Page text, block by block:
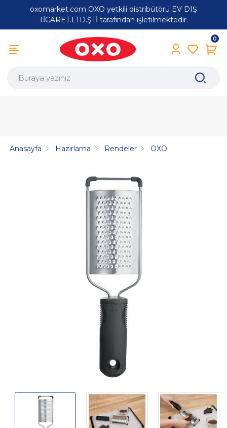
oxomarket.com OXO yetkili distribütörü EV DIŞ
TİCARET.LTD.ŞTİ tarafından işletilmektedir.
0
Anasayfa Hazırlama Rendeler OXO